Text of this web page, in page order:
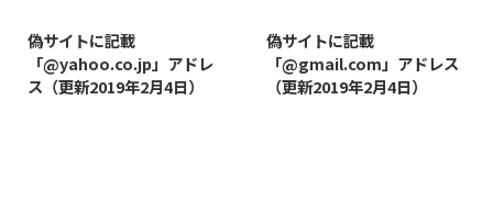
偽サイトに記載
「@yahoo.co.jp」アドレ
ス（更新2019年2月4日）
偽サイトに記載
「@gmail.com」アドレス
（更新2019年2月4日）